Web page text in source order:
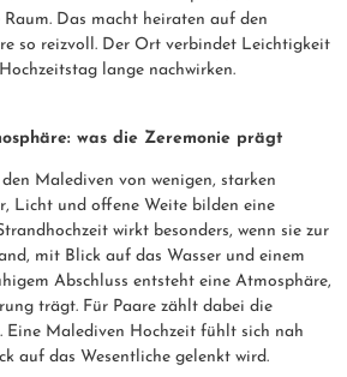
Das macht heiraten auf den
so reizvoll. Der Ort verbindet Leichtigkeit
lange nachwirken.
was die Zeremonie prägt
Malediven von wenigen, starken
Licht und offene Weite bilden eine
wirkt besonders, wenn sie zur
mit Blick auf das Wasser und einem
Abschluss entsteht eine Atmosphäre,
trägt. Für Paare zählt dabei die
Eine Malediven Hochzeit fühlt sich nah
auf das Wesentliche gelenkt wird.